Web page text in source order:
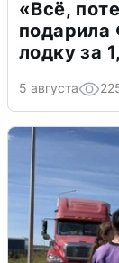
«Всё,
подарила
лодку за
5 августа